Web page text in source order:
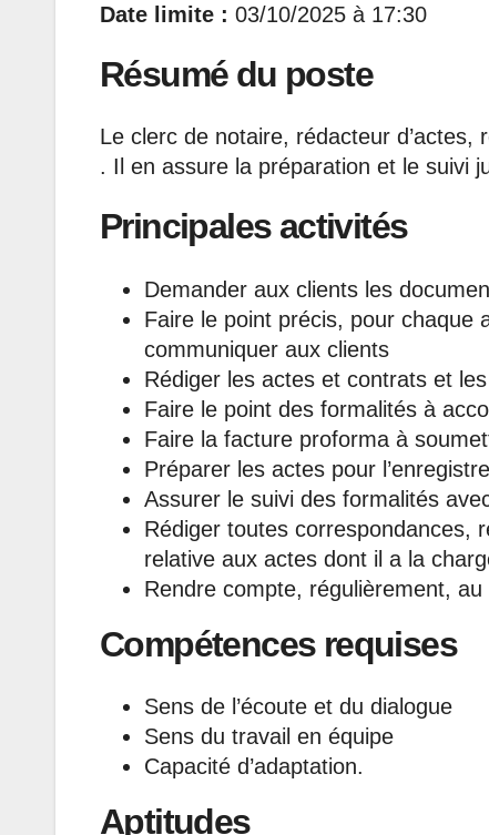
Date limite : 03/10/2025 à 17:30
Résumé du poste
Le clerc de notaire, rédacteur
. Il en assure la préparation et le suivi
Principales activités
Demander aux clients les
Faire le point précis, pour chaque
communiquer aux clients
Rédiger les actes et contrats et
Faire le point des formalités à
Faire la facture proforma à
Préparer les actes pour
Assurer le suivi des formalités
Rédiger toutes correspondances,
relative aux actes dont il a la
Rendre compte, régulièrement,
Compétences requises
Sens de l’écoute et du dialogue
Sens du travail en équipe
Capacité d’adaptation.
Aptitudes